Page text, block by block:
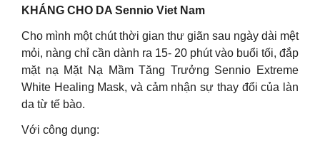
KHÁNG CHO DA Sennio Viet Nam
Cho mình một chút thời gian thư giãn sau ngày dài mệt
mỏi, nàng chỉ cần dành ra 15- 20 phút vào buổi tối, đắp
mặt nạ Mặt Nạ Mầm Tăng Trưởng Sennio Extreme
White Healing Mask, và cảm nhận sự thay đổi của làn
da từ tế bào.
Với công dụng: